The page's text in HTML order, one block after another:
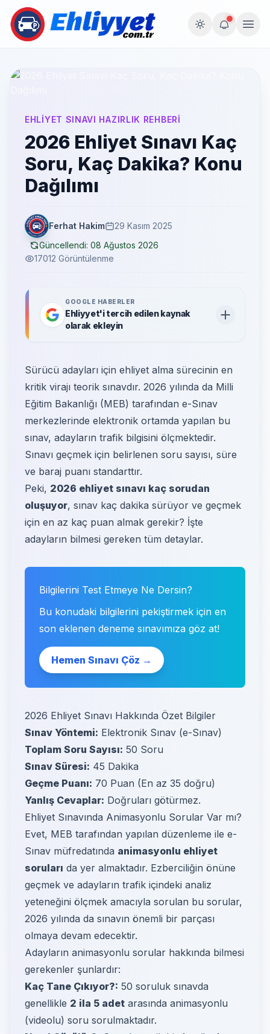
EHLIYET SINAVI HAZIRLIK REHBERI
2026 Ehliyet Sınavı Kaç
Soru, Kaç Dakika? Konu
Dağılımı
Ferhat Hakim
29 Kasım 2025
Güncellendi: 08 Ağustos 2026
17012 Görüntülenme
GOOGLE HABERLER
Ehliyyet'i tercih edilen kaynak
olarak ekleyin
Sürücü adayları için ehliyet alma sürecinin en
kritik virajı teorik sınavdır. 2026 yılında da Milli
Eğitim Bakanlığı (MEB) tarafından e-Sınav
merkezlerinde elektronik ortamda yapılan bu
sınav, adayların trafik bilgisini ölçmektedir.
Sınavı geçmek için belirlenen soru sayısı, süre
ve baraj puanı standarttır.
Peki, 2026 ehliyet sınavı kaç sorudan
oluşuyor, sınav kaç dakika sürüyor ve geçmek
için en az kaç puan almak gerekir? İşte
adayların bilmesi gereken tüm detaylar.
Bilgilerini Test Etmeye Ne Dersin?
Bu konudaki bilgilerini pekiştirmek için en
son eklenen deneme sınavımıza göz at!
Hemen Sınavı Çöz →
2026 Ehliyet Sınavı Hakkında Özet Bilgiler
Sınav Yöntemi: Elektronik Sınav (e-Sınav)
Toplam Soru Sayısı: 50 Soru
Sınav Süresi: 45 Dakika
Geçme Puanı: 70 Puan (En az 35 doğru)
Yanlış Cevaplar: Doğruları götürmez.
Ehliyet Sınavında Animasyonlu Sorular Var mı?
Evet, MEB tarafından yapılan düzenleme ile e-
Sınav müfredatında animasyonlu ehliyet
soruları da yer almaktadır. Ezberciliğin önüne
geçmek ve adayların trafik içindeki analiz
yeteneğini ölçmek amacıyla sorulan bu sorular,
2026 yılında da sınavın önemli bir parçası
olmaya devam edecektir.
Adayların animasyonlu sorular hakkında bilmesi
gerekenler şunlardır:
Kaç Tane Çıkıyor?: 50 soruluk sınavda
genellikle 2 ila 5 adet arasında animasyonlu
(videolu) soru sorulmaktadır.